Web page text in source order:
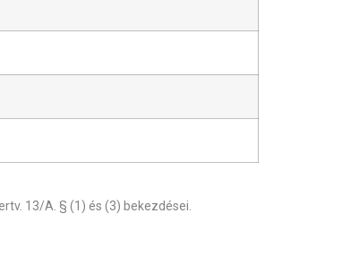
13/A. § (1) és (3) bekezdései.